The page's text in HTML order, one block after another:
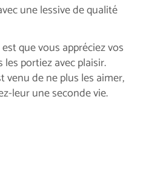
une lessive de qualité
que vous appréciez vos
portiez avec plaisir.
venu de ne plus les aimer,
leur une seconde vie.